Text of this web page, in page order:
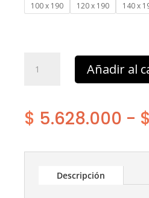
100 x 190 120 x 190 140 x
filadelfia
filadelfia
escritorio
Añadir al
$ 5.628.000 - $
Descripción